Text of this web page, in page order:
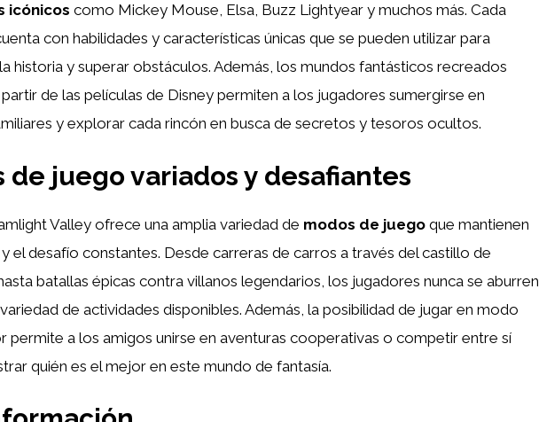
icónicos como Mickey Mouse, Elsa, Buzz Lightyear y muchos más. Cada
con habilidades y características únicas que se pueden utilizar para
historia y superar obstáculos. Además, los mundos fantásticos recreados
de las películas de Disney permiten a los jugadores sumergirse en
y explorar cada rincón en busca de secretos y tesoros ocultos.
de juego variados y desafiantes
Valley ofrece una amplia variedad de modos de juego que mantienen
el desafío constantes. Desde carreras de carros a través del castillo de
batallas épicas contra villanos legendarios, los jugadores nunca se aburren
de actividades disponibles. Además, la posibilidad de jugar en modo
permite a los amigos unirse en aventuras cooperativas o competir entre sí
quién es el mejor en este mundo de fantasía.